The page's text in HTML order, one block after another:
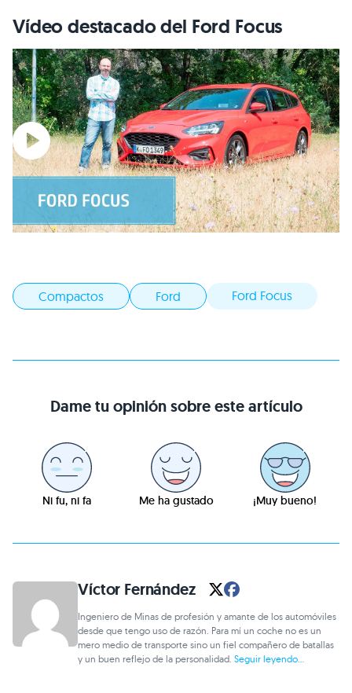
Vídeo destacado del Ford Focus
Compactos Ford Ford Focus
Dame tu opinión sobre este artículo
Ni fu, ni fa Me ha gustado ¡Muy bueno!
Víctor Fernández
Ingeniero de Minas de profesión y amante de los automóviles
desde que tengo uso de razón. Para mí un coche no es un
mero medio de transporte sino un fiel compañero de batallas
y un buen reflejo de la personalidad.Seguir leyendo...